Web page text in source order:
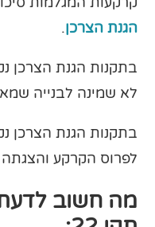
הגנת הצרכן.
בתקנות הגנת הצרכן
לא שמינה לבנייה שמאות לפי תקן
בתקנות הגנת הצרכן
לפרוס הקרקע
מה חשוב